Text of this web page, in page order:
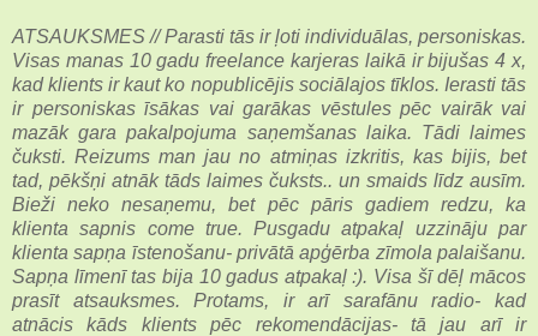
ATSAUKSMES // Parasti tās ir ļoti individuālas, personiskas.
Visas manas 10 gadu freelance karjeras laikā ir bijušas 4 x,
kad klients ir kaut ko nopublicējis sociālajos tīklos. Ierasti tās
ir personiskas īsākas vai garākas vēstules pēc vairāk vai
mazāk gara pakalpojuma saņemšanas laika. Tādi laimes
čuksti. Reizums man jau no atmiņas izkritis, kas bijis, bet
tad, pēkšņi atnāk tāds laimes čuksts.. un smaids līdz ausīm.
Bieži neko nesaņemu, bet pēc pāris gadiem redzu, ka
klienta sapnis come true. Pusgadu atpakaļ uzzināju par
klienta sapņa īstenošanu- privātā apģērba zīmola palaišanu.
Sapņa līmenī tas bija 10 gadus atpakaļ :). Visa šī dēļ mācos
prasīt atsauksmes. Protams, ir arī sarafānu radio- kad
atnācis kāds klients pēc rekomendācijas- tā jau arī ir